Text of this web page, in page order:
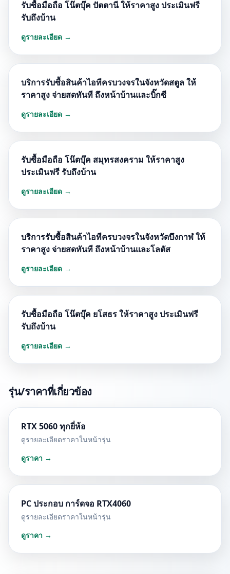
รับซื้อมือถือ โน๊ตบุ๊ค ปัตตานี ให้ราคาสูง ประเมินฟรี
รับถึงบ้าน
ดูรายละเอียด →
บริการรับซื้อสินค้าไอทีครบวงจรในจังหวัดสตูล ให้
ราคาสูง จ่ายสดทันที ถึงหน้าบ้านและบิ๊กซี
ดูรายละเอียด →
รับซื้อมือถือ โน๊ตบุ๊ค สมุทรสงคราม ให้ราคาสูง
ประเมินฟรี รับถึงบ้าน
ดูรายละเอียด →
บริการรับซื้อสินค้าไอทีครบวงจรในจังหวัดบึงกาฬ ให้
ราคาสูง จ่ายสดทันที ถึงหน้าบ้านและโลตัส
ดูรายละเอียด →
รับซื้อมือถือ โน๊ตบุ๊ค ยโสธร ให้ราคาสูง ประเมินฟรี
รับถึงบ้าน
ดูรายละเอียด →
รุ่น/ราคาที่เกี่ยวข้อง
RTX 5060 ทุกยี่ห้อ
ดูรายละเอียดราคาในหน้ารุ่น
ดูราคา →
PC ประกอบ การ์ดจอ RTX4060
ดูรายละเอียดราคาในหน้ารุ่น
ดูราคา →